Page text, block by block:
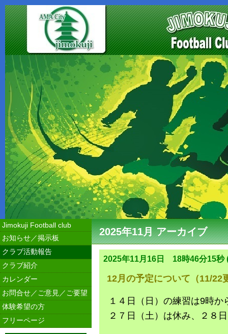
2025年11月 アーカイブ
2025年11月16日 18時46分15秒
12月の予定について（11/22
１４日（日）の練習は9時
２７日（土）は休み、２８
Jimokuji Football club
お知らせ／掲示板
クラブ活動報告
クラブ紹介
カレンダー
お問合せ／ご意見／ご要望
体験希望の方
フリーページ